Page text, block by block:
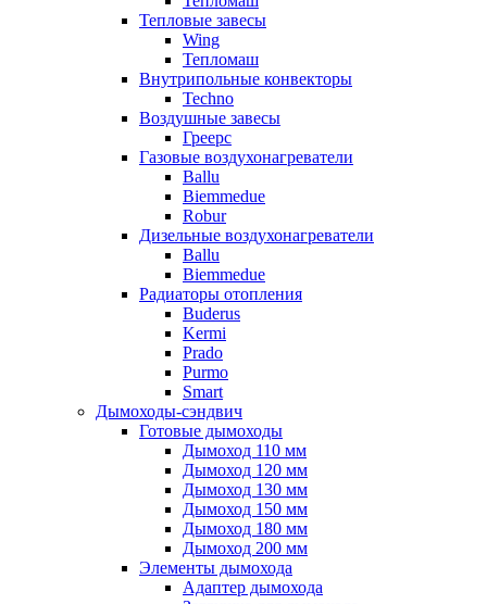
Тепловые завесы
Wing
Тепломаш
Внутрипольные конвекторы
Techno
Воздушные завесы
Греерс
Газовые воздухонагреватели
Ballu
Biemmedue
Robur
Дизельные воздухонагреватели
Ballu
Biemmedue
Радиаторы отопления
Buderus
Kermi
Prado
Purmo
Smart
Дымоходы-сэндвич
Готовые дымоходы
Дымоход 110 мм
Дымоход 120 мм
Дымоход 130 мм
Дымоход 150 мм
Дымоход 180 мм
Дымоход 200 мм
Элементы дымохода
Адаптер дымохода